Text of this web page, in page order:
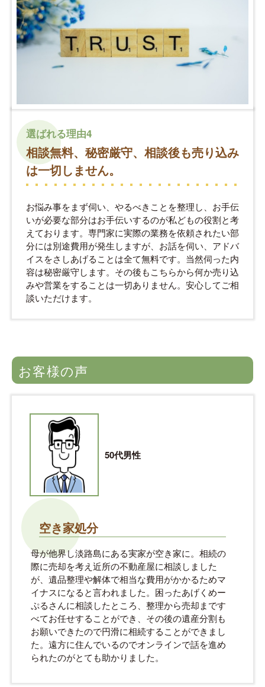
選ばれる理由4
相談無料、秘密厳守、相談後も売り込み
は一切しません。
お悩み事をまず伺い、やるべきことを整理し、お手伝
いが必要な部分はお手伝いするのが私どもの役割と考
えております。専門家に実際の業務を依頼されたい部
分には別途費用が発生しますが、お話を伺い、アドバ
イスをさしあげることは全て無料です。当然伺った内
容は秘密厳守します。その後もこちらから何か売り込
みや営業をすることは一切ありません。安心してご相
談いただけます。
お客様の声
50代男性
空き家処分
母が他界し淡路島にある実家が空き家に。相続の
際に売却を考え近所の不動産屋に相談しました
が、遺品整理や解体で相当な費用がかかるためマ
イナスになると言われました。困ったあげくめー
ぷるさんに相談したところ、整理から売却まです
べてお任せすることができ、その後の遺産分割も
お願いできたので円滑に相続することができまし
た。遠方に住んでいるのでオンラインで話を進め
られたのがとても助かりました。